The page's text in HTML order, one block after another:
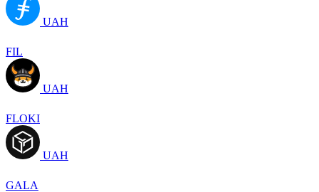
UAH
FIL
UAH
FLOKI
UAH
GALA